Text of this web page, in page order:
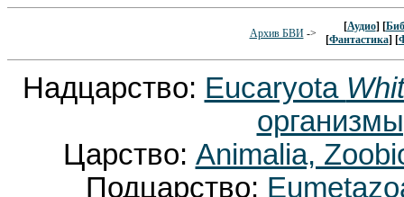
Архив БВИ->
[Аудио] [
[Фантастика] [
Надцарство: Eucaryota
Царство: Animalia,
Подцарство: